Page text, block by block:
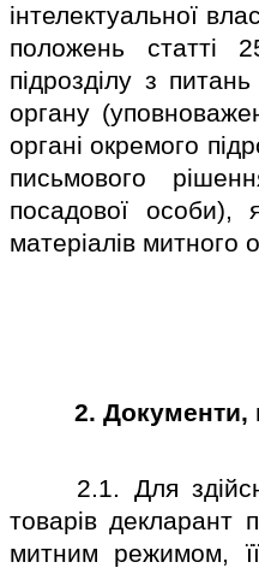
iнтелектуальної
положень статтi
пiдроздiлу з питань
органу
органi окремого
письмового
посадової
матерiалiв митного
2. Документи,
2.1. Для
товарiв
митним режимом,